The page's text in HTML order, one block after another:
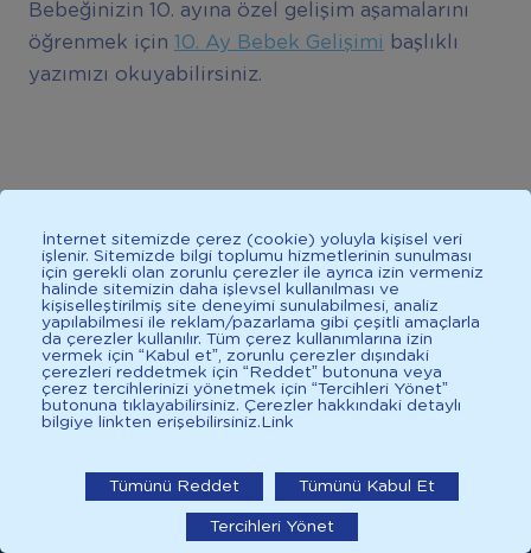
Bebeğinizin 10. ayına özel gelişim aşamalarını
öğrenmek için 10. Ay Bebek Gelişimi
başlıklı
yazımızı okuyabilirsiniz.
Kaynaklar
Kaynak 1
Kaynak2
İlkadımlarım'ı uygulamada
aç
İnternet sitemizde çerez (cookie) yoluyla kişisel veri
işlenir. Sitemizde bilgi toplumu hizmetlerinin sunulması
için gerekli olan zorunlu çerezler ile ayrıca izin vermeniz
halinde sitemizin daha işlevsel kullanılması ve
kişiselleştirilmiş site deneyimi sunulabilmesi, analiz
yapılabilmesi ile reklam/pazarlama gibi çeşitli amaçlarla
da çerezler kullanılır. Tüm çerez kullanımlarına izin
vermek için “Kabul et”, zorunlu çerezler dışındaki
çerezleri reddetmek için “Reddet” butonuna veya
çerez tercihlerinizi yönetmek için “Tercihleri Yönet”
butonuna tıklayabilirsiniz. Çerezler hakkındaki detaylı
bilgiye linkten erişebilirsiniz. Link
Tümünü Reddet Tümünü Kabul Et
Tercihleri Yönet